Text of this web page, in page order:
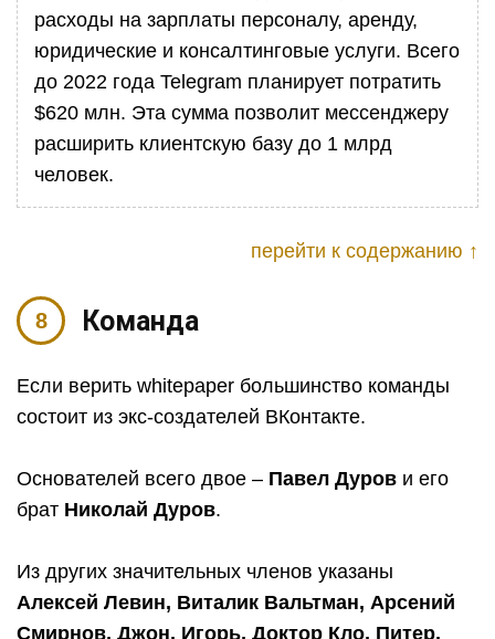
расходы на зарплаты персоналу, аренду,
юридические и консалтинговые услуги. Всего
до 2022 года Telegram планирует потратить
$620 млн. Эта сумма позволит мессенджеру
расширить клиентскую базу до 1 млрд
человек.
перейти к содержанию ↑
Команда
Если верить whitepaper большинство команды
состоит из экс-создателей ВКонтакте.
Основателей всего двое – Павел Дуров и его
брат Николай Дуров.
Из других значительных членов указаны
Алексей Левин, Виталик Вальтман, Арсений
Смирнов, Джон, Игорь, Доктор Кло, Питер,